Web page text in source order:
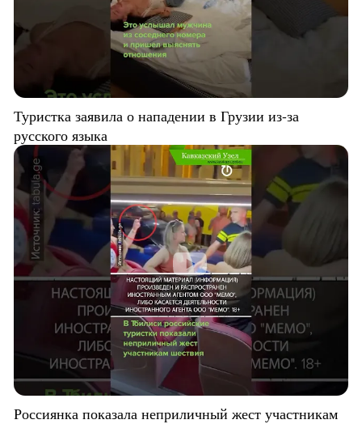
Туристка заявила о нападении в Грузии из-за
русского языка
Россиянка показала неприличный жест участникам